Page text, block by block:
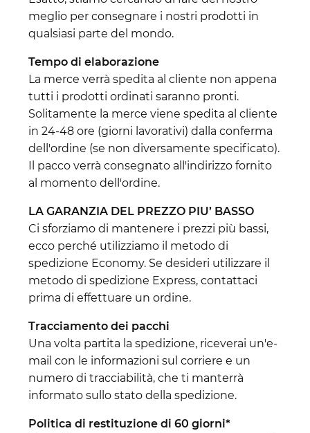
meglio per consegnare i nostri prodotti in
qualsiasi parte del mondo.
Tempo di elaborazione
La merce verrà spedita al cliente non appena
tutti i prodotti ordinati saranno pronti.
Solitamente la merce viene spedita al cliente
in 24-48 ore (giorni lavorativi) dalla conferma
dell'ordine (se non diversamente specificato).
Il pacco verrà consegnato all'indirizzo fornito
al momento dell'ordine.
LA GARANZIA DEL PREZZO PIU’ BASSO
Ci sforziamo di mantenere i prezzi più bassi,
ecco perché utilizziamo il metodo di
spedizione Economy. Se desideri utilizzare il
metodo di spedizione Express, contattaci
prima di effettuare un ordine.
Tracciamento dei pacchi
Una volta partita la spedizione, riceverai un'e-
mail con le informazioni sul corriere e un
numero di tracciabilità, che ti manterrà
informato sullo stato della spedizione.
Politica di restituzione di 60 giorni*